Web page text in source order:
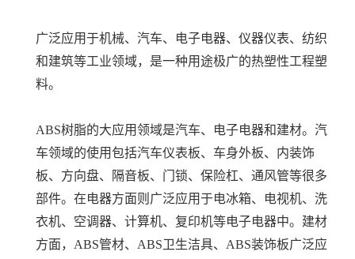
广泛应用于机械、汽车、电子电器、仪器仪表、纺织
和建筑等工业领域，是一种用途极广的热塑性工程塑
料。
ABS树脂的大应用领域是汽车、电子电器和建材。汽
车领域的使用包括汽车仪表板、车身外板、内装饰
板、方向盘、隔音板、门锁、保险杠、通风管等很多
部件。在电器方面则广泛应用于电冰箱、电视机、洗
衣机、空调器、计算机、复印机等电子电器中。建材
方面，ABS管材、ABS卫生洁具、ABS装饰板广泛应